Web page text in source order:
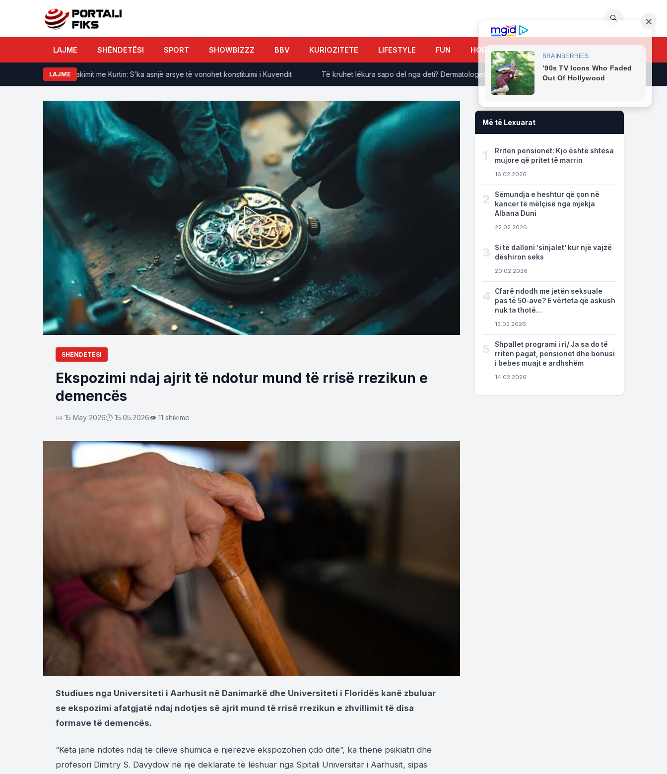
🔍
LAJME SHËNDETËSI SPORT SHOWBIZZZ BBV KURIOZITETE LIFESTYLE FUN HOROSKOPI
LAJME
Abdixhiku para takimit me Kurtin: S’ka asnjë arsye të vonohet konstituimi i Kuvendit Të kruhet lëkura sapo del nga deti? Dermatologët zbulojnë arsyen Familja amerikane strehoi 26-
SHËNDETËSI
Ekspozimi ndaj ajrit të ndotur mund të rrisë rrezikun e
demencës
📅 15 May 2026🕐 15.05.2026👁 11 shikime
Studiues nga Universiteti i Aarhusit në Danimarkë dhe Universiteti i Floridës kanë zbuluar
se ekspozimi afatgjatë ndaj ndotjes së ajrit mund të rrisë rrezikun e zhvillimit të disa
formave të demencës.
“Këta janë ndotës ndaj të cilëve shumica e njerëzve ekspozohen çdo ditë”, ka thënë psikiatri dhe
profesori Dimitry S. Davydow në një deklaratë të lëshuar nga Spitali Universitar i Aarhusit, sipas
Më të Lexuarat
1
Rriten pensionet: Kjo është shtesa
mujore që pritet të marrin
16.02.2026
2
Sëmundja e heshtur që çon në
kancer të mëlçisë nga mjekja
Albana Duni
22.02.2026
3
Si të dalloni ‘sinjalet’ kur një vajzë
dëshiron seks
20.02.2026
4
Çfarë ndodh me jetën seksuale
pas të 50-ave? E vërteta që askush
nuk ta thotë…
13.02.2026
5
Shpallet programi i ri/ Ja sa do të
rriten pagat, pensionet dhe bonusi
i bebes muajt e ardhshëm
14.02.2026